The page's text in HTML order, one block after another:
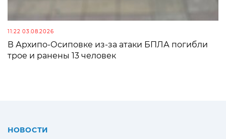
11:22 03.08.2026
В Архипо-Осиповке из-за атаки БПЛА погибли
трое и ранены 13 человек
НОВОСТИ